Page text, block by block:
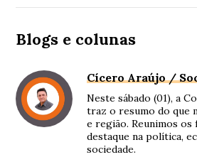
Blogs e colunas
Cícero Araújo /
Neste sábado (01), a
traz o resumo do que
e região. Reunimos
destaque na política,
sociedade.